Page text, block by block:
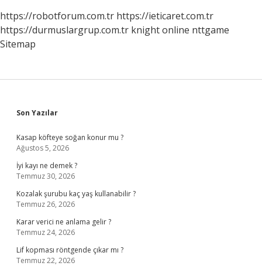
https://robotforum.com.tr https://ieticaret.com.tr
https://durmuslargrup.com.tr knight online nttgame
Sitemap
Sidebar
Son Yazılar
Kasap köfteye soğan konur mu ?
Ağustos 5, 2026
İyi kayı ne demek ?
Temmuz 30, 2026
Kozalak şurubu kaç yaş kullanabilir ?
Temmuz 26, 2026
Karar verici ne anlama gelir ?
Temmuz 24, 2026
Lif kopması röntgende çıkar mı ?
Temmuz 22, 2026